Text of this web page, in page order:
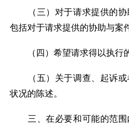
（三）对于请求提供的协
包括对于请求提供的协助与案
（四）希望请求得以执行
（五）关于调查、起诉或
状况的陈述。
三、在必要和可能的范围